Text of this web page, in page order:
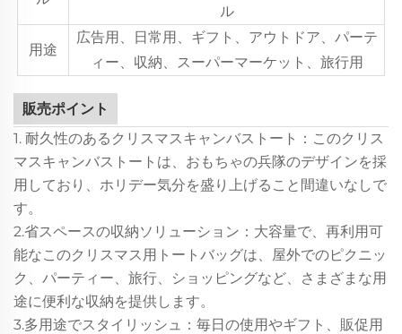
ル
用途
広告用、日常用、ギフト、アウトドア、パーテ
ィー、収納、スーパーマーケット、旅行用
販売ポイント
1. 耐久性のあるクリスマスキャンバストート：このクリス
マスキャンバストートは、おもちゃの兵隊のデザインを採
用しており、ホリデー気分を盛り上げること間違いなしで
す。
2.省スペースの収納ソリューション：大容量で、再利用可
能なこのクリスマス用トートバッグは、屋外でのピクニッ
ク、パーティー、旅行、ショッピングなど、さまざまな用
途に便利な収納を提供します。
3.多用途でスタイリッシュ：毎日の使用やギフト、販促用